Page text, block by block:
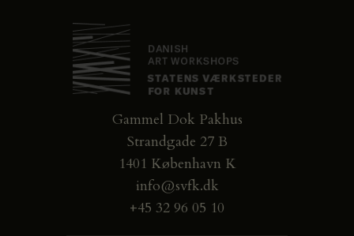
Gammel Dok Pakhus
Strandgade 27 B
1401 København K
info@svfk.dk
+45 32 96 05 10